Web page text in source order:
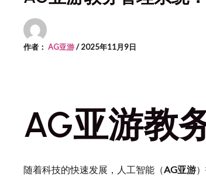
作者： AG亚游/2025年11月9日
AG亚游教
随着科技的快速发展，人工智能（AG亚游